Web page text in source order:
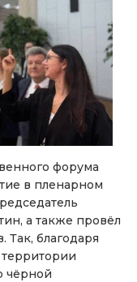
форума
в пленарном
а также провёл
Так, благодаря
чёрной